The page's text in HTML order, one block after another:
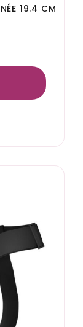
19.4 CM